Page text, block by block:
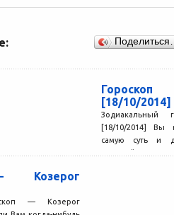
[18/10/2014]
Зодиакальный
[18/10/2014] Вы
самую суть и
скрытый смысл
Козерог
— Козерог